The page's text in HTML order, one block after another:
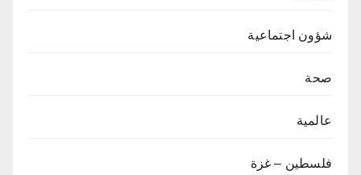
شؤون اجتماعية
صحة
عالمية
فلسطين – غزة